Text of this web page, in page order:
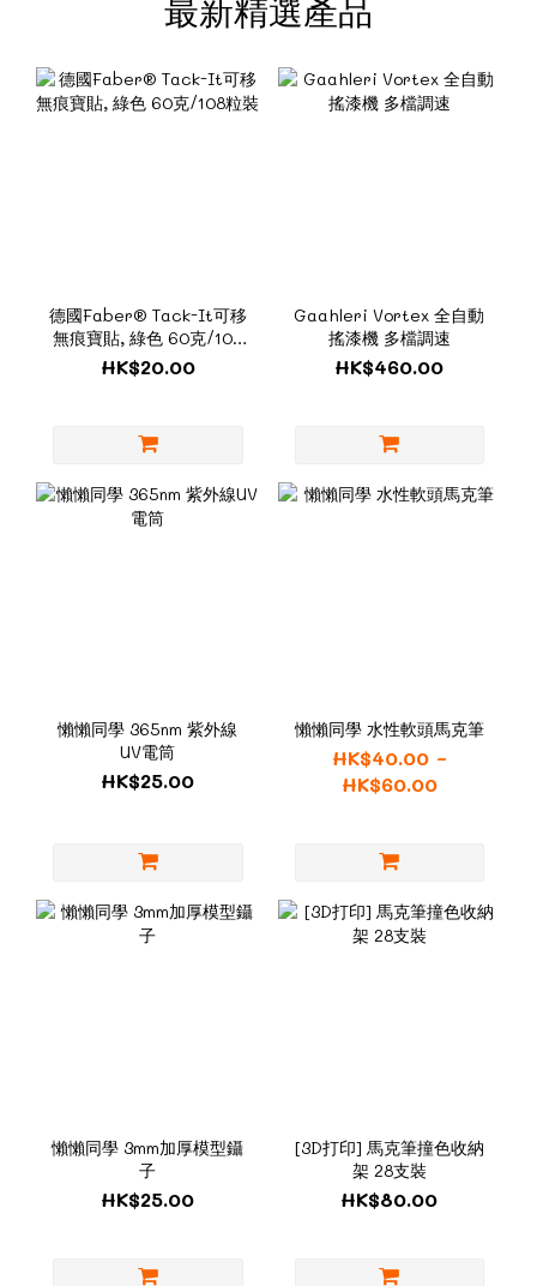
最新精選產品
德國Faber® Tack-It可移
無痕寶貼, 綠色 60克/108
粒裝
HK$20.00
Gaahleri Vortex 全自動
搖漆機 多檔調速
HK$460.00
懶懶同學 365nm 紫外線
UV電筒
HK$25.00
懶懶同學 水性軟頭馬克筆
HK$40.00 ~
HK$60.00
懶懶同學 3mm加厚模型鑷
子
HK$25.00
[3D打印] 馬克筆撞色收納
架 28支裝
HK$80.00